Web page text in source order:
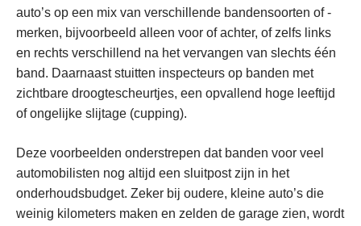
auto’s op een mix van verschillende bandensoorten of -
merken, bijvoorbeeld alleen voor of achter, of zelfs links
en rechts verschillend na het vervangen van slechts één
band. Daarnaast stuitten inspecteurs op banden met
zichtbare droogtescheurtjes, een opvallend hoge leeftijd
of ongelijke slijtage (cupping).
Deze voorbeelden onderstrepen dat banden voor veel
automobilisten nog altijd een sluitpost zijn in het
onderhoudsbudget. Zeker bij oudere, kleine auto’s die
weinig kilometers maken en zelden de garage zien, wordt